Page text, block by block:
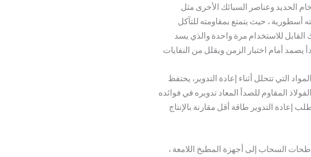
الحديد وعناصر السبائك الأخرى مثل
أسطورية ، حيث يتمتع بمقاومته للتآكل
للاستخدام مرة واحدة والذي يسد
التي تتحلل أثناء إعادة التدوير، يحتفظ
المقاوم للصدأ المعاد تدويره في فوائده
إعادة التدوير طاقة أقل مقارنة بالإنتاج
السحاب إلى أجهزة المطبخ اللامعة ،